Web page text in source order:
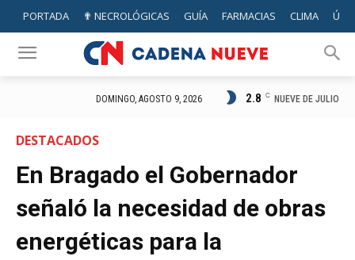
PORTADA ✟ NECROLÓGICAS GUÍA FARMACIAS CLIMA
DOMINGO, AGOSTO 9, 2026 2.8 C NUEVE DE JULIO
DESTACADOS
En Bragado el Gobernador
señaló la necesidad de obras
energéticas para la